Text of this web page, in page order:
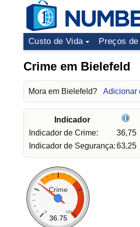
Custo de Vida Preços
Crime em Bielefeld
Mora em Bielefeld? Adicionar
Indicador
Indicador de Crime:
36,75
Indicador de Segurança:63,25
Crime
0 120
36.75